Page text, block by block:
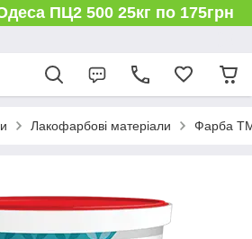
ПЦ2 500 25кг по 175грн
Лакофарбові матеріали Фарба